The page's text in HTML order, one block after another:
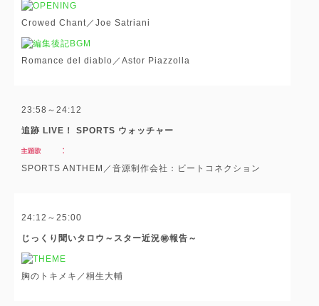
Crowed Chant／Joe Satriani
Romance del diablo／Astor Piazzolla
23:58～24:12
追跡 LIVE！ SPORTS ウォッチャー
SPORTS ANTHEM／音源制作会社：ビートコネクション
24:12～25:00
じっくり聞いタロウ～スター近況㊙報告～
胸のトキメキ／桐生大輔